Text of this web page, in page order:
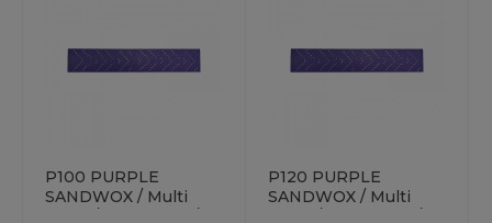
P100 PURPLE
SANDWOX / Multi
P120 PURPLE
SANDWOX / Multi